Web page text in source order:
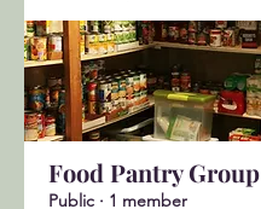
Food Pantry Group
Public · 1 member